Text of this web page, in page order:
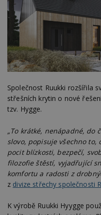
Společnost Ruukki rozšířila
střešních krytin o nové
tzv. Hygge.
„To krátké, nenápadné, do
slovo, popisuje všechno to,
pocit blízkosti, bezpečí,
filozofie štěstí, vyjadřující
komfortu a radosti z
z divize střechy společnosti
K výrobě Ruukki Hyygge